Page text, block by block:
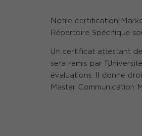
Notre certification
Répertoire Spécifique
Un certificat attestant
sera remis par
évaluations. Il donne
Master Communication